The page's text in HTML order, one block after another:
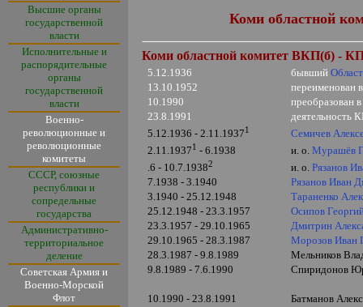
Высшие органы
государственной
власти
Исполнительные и
распорядительные
органы
государственной
власти
Военно-
революционные и
революционные
комитеты
СССР, союзные
республики и
сопредельные
государства
Административно-
территориальное
деление
Советская Армия и
Военно-Морской
Флот
Коми областной
Коми областной комитет ВКП(б) -
5.12.1936 бывший
13.10.1952
переименован
10.1990
преобразован
23.8.1991
деятельность
5.12.1936 - 2.11.19371
Семичев
2.11.19371 - 6.1938 и. о.Мурашёв
.6 - 10.7.19382 и. о.Рязанов
7.1938 - 3.1940
Рязанов Иван
3.1940 - 25.12.1948
Тараненко
25.12.1948 - 23.3.1957
Осипов
23.3.1957 - 29.10.1965
Дмитрин
29.10.1965 - 28.3.1987
Морозов Иван
28.3.1987 - 9.8.1989
Мельников
9.8.1989 - 7.6.1990
Спиридонов
10.1990 - 23.8.1991 Батманов